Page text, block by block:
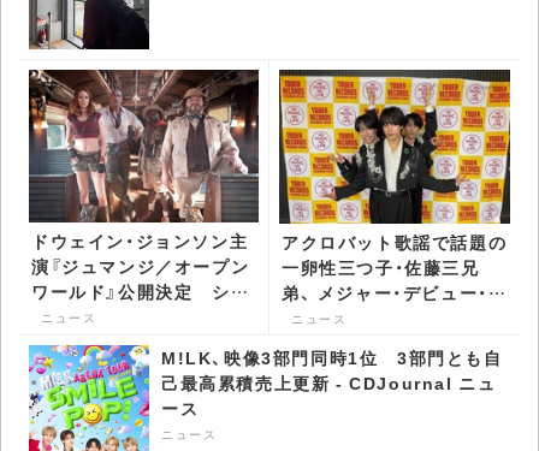
ドウェイン・ジョンソン主
演『ジュマンジ／オープン
ワールド』公開決定 シリ
ーズ最新作はゲームを飛
び出し現実世界へ -
CDJournal ニュース
ニュース
アクロバット歌謡で話題の
一卵性三つ子・佐藤三兄
弟、 メジャー・デビュー・イ
ベントで間奏第三形態ダン
スを披露 - CDJournal ニ
ュース
ニュース
M!LK、映像3部門同時1位 3部門とも自
己最高累積売上更新 - CDJournal ニュ
ース
ニュース